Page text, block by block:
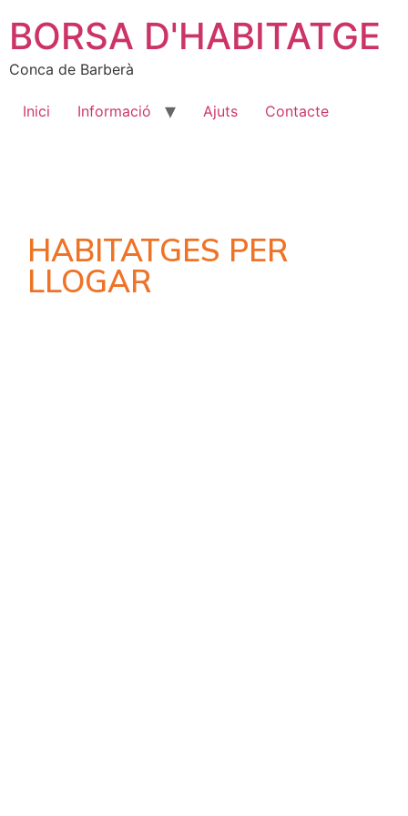
BORSA D'HABITATGE
Conca de Barberà
Inici Informació Ajuts Contacte
HABITATGES PER
LLOGAR